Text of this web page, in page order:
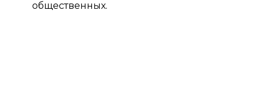
общественных.